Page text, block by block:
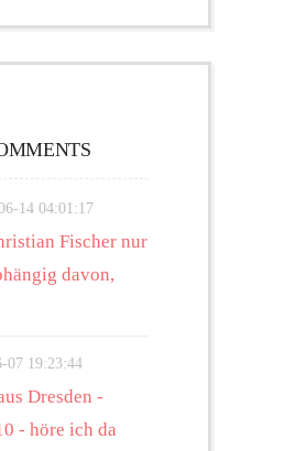
14 04:01:17
Fischer nur
davon,
07 19:23:44
Dresden -
- höre ich da